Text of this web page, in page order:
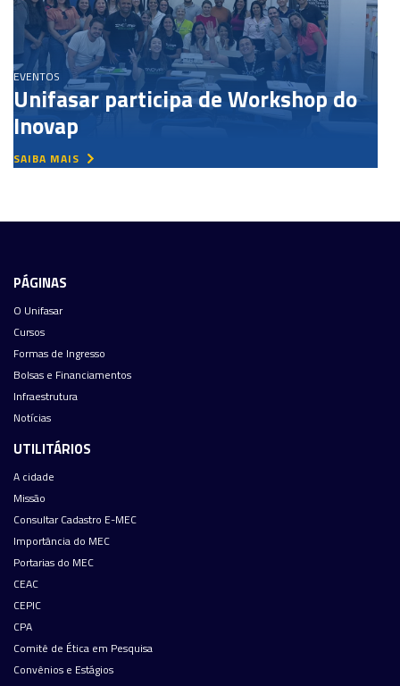
EVENTOS
Unifasar participa de Workshop do
Inovap
SAIBA MAIS
PÁGINAS
O Unifasar
Cursos
Formas de Ingresso
Bolsas e Financiamentos
Infraestrutura
Notícias
UTILITÁRIOS
A cidade
Missão
Consultar Cadastro E-MEC
Importância do MEC
Portarias do MEC
CEAC
CEPIC
CPA
Comitê de Ética em Pesquisa
Convênios e Estágios